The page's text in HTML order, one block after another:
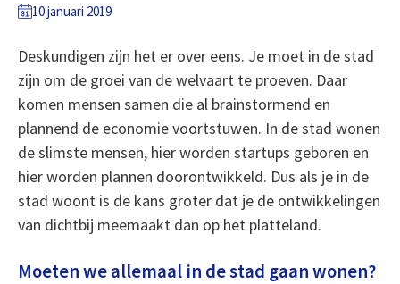
10 januari 2019
Deskundigen zijn het er over eens. Je moet in de stad
zijn om de groei van de welvaart te proeven. Daar
komen mensen samen die al brainstormend en
plannend de economie voortstuwen. In de stad wonen
de slimste mensen, hier worden startups geboren en
hier worden plannen doorontwikkeld. Dus als je in de
stad woont is de kans groter dat je de ontwikkelingen
van dichtbij meemaakt dan op het platteland.
Moeten we allemaal in de stad gaan wonen?